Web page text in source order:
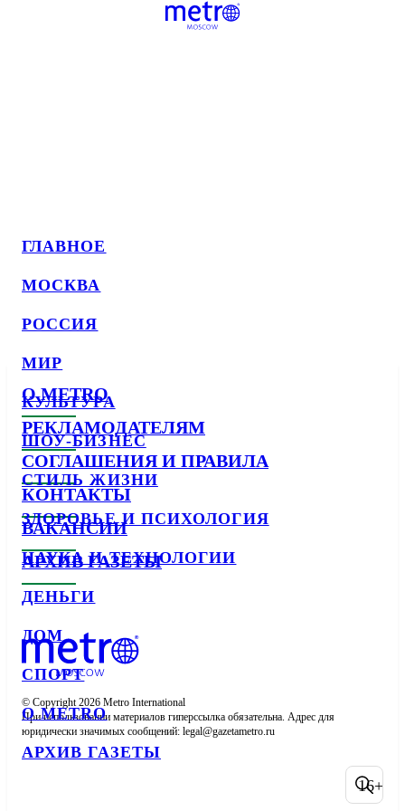
ГЛАВНОЕ
МОСКВА
РОССИЯ
МИР
КУЛЬТУРА
ШОУ-БИЗНЕС
СТИЛЬ ЖИЗНИ
ЗДОРОВЬЕ И ПСИХОЛОГИЯ
НАУКА И ТЕХНОЛОГИИ
ДЕНЬГИ
ДОМ
СПОРТ
О METRO
АРХИВ ГАЗЕТЫ
О METRO
РЕКЛАМОДАТЕЛЯМ
СОГЛАШЕНИЯ И ПРАВИЛА
КОНТАКТЫ
ВАКАНСИИ
АРХИВ ГАЗЕТЫ
© Copyright 2026 Metro International
При использовании материалов гиперссылка обязательна. Адрес для
юридически значимых сообщений:
16+